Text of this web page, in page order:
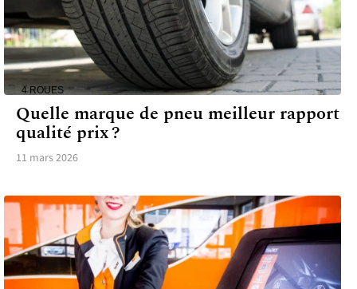
4 ROUES
Quelle marque de pneu meilleur rapport
qualité prix ?
11 mars 2026